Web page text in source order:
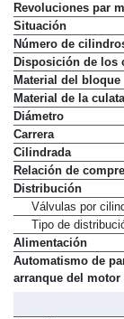
Revoluciones par
Situación
Número de
Disposición de los
Material del bloque
Material de la culata
Diámetro
Carrera
Cilindrada
Relación de
Distribución
Válvulas por
Tipo de
Alimentación
Automatismo de
arranque del